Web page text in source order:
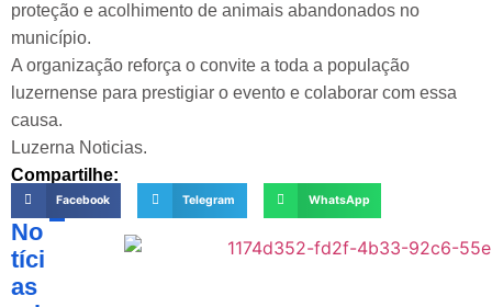
proteção e acolhimento de animais abandonados no
município.
A organização reforça o convite a toda a população
luzernense para prestigiar o evento e colaborar com essa
causa.
Luzerna Noticias.
Compartilhe:
Facebook Telegram WhatsApp
No
tíci
as